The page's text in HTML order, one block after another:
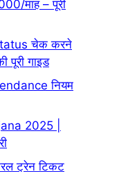
माह – पूरी
चेक करने
पूरी गाइड
नियम
2025 |
ट्रेन टिकट